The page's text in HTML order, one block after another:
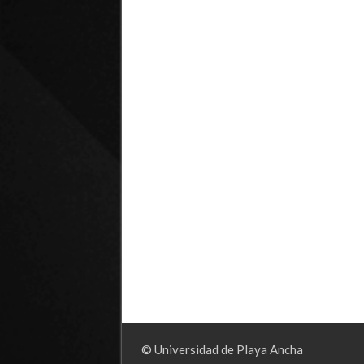
© Universidad de Playa Ancha